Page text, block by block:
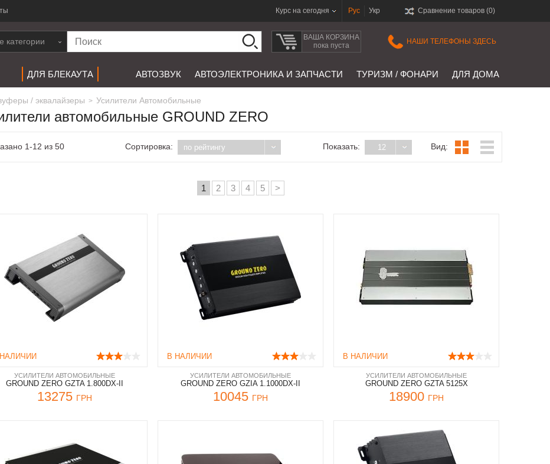
Курс на сегодня Рус Укр Сравнение товаров (0)
категории
ВАША КОРЗИНА
пока пуста
НАШИ ТЕЛЕФОНЫ ЗДЕСЬ
ДЛЯ БЛЕКАУТА АВТОЗВУК АВТОЭЛЕКТРОНИКА И ЗАПЧАСТИ ТУРИЗМ / ФОНАРИ ДЛЯ ДОМА
/ эквалайзеры > Усилители Автомобильные
автомобильные GROUND ZERO
1-12 из 50 Сортировка: по рейтингу Показать: 12 Вид:
1 2 3 4 5 >
УСИЛИТЕЛИ АВТОМОБИЛЬНЫЕ
GROUND ZERO GZTA 1.800DX-II
13275 ГРН
В НАЛИЧИИ
УСИЛИТЕЛИ АВТОМОБИЛЬНЫЕ
GROUND ZERO GZIA 1.1000DX-II
10045 ГРН
В НАЛИЧИИ
УСИЛИТЕЛИ АВТОМОБИЛЬНЫЕ
GROUND ZERO GZTA 5125X
18900 ГРН